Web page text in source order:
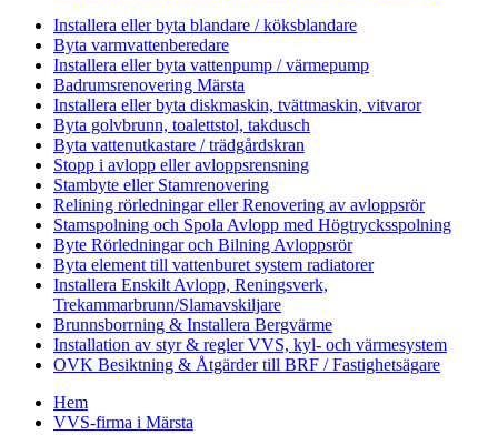
Installera eller byta blandare / köksblandare
Byta varmvattenberedare
Installera eller byta vattenpump / värmepump
Badrumsrenovering Märsta
Installera eller byta diskmaskin, tvättmaskin, vitvaror
Byta golvbrunn, toalettstol, takdusch
Byta vattenutkastare / trädgårdskran
Stopp i avlopp eller avloppsrensning
Stambyte eller Stamrenovering
Relining rörledningar eller Renovering av avloppsrör
Stamspolning och Spola Avlopp med Högtrycksspolning
Byte Rörledningar och Bilning Avloppsrör
Byta element till vattenburet system radiatorer
Installera Enskilt Avlopp, Reningsverk,
Trekammarbrunn/Slamavskiljare
Brunnsborrning & Installera Bergvärme
Installation av styr & regler VVS, kyl- och värmesystem
OVK Besiktning & Åtgärder till BRF / Fastighetsägare
Hem
VVS-firma i Märsta